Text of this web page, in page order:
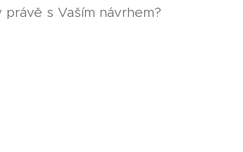
s Vaším návrhem?